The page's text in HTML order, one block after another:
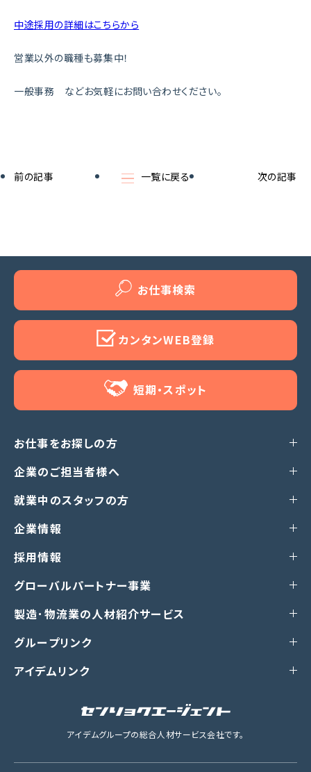
中途採用の詳細はこちらから
営業以外の職種も募集中！
一般事務 などお気軽にお問い合わせください。
前の記事 一覧に戻る 次の記事
お仕事検索
カンタンWEB登録
短期・スポット
お仕事をお探しの方
企業のご担当者様へ
就業中のスタッフの方
企業情報
採用情報
グローバルパートナー事業
製造･物流業の人材紹介サービス
グループリンク
アイデムリンク
アイデムグループの総合人材サービス会社です。